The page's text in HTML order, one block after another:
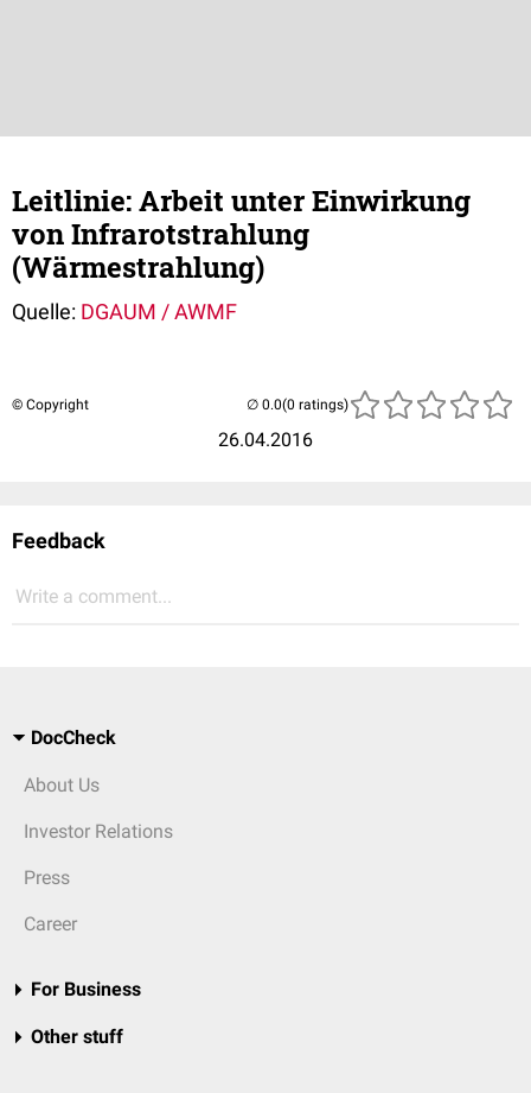
Leitlinie: Arbeit unter Einwirkung
von Infrarotstrahlung
(Wärmestrahlung)
Quelle: DGAUM / AWMF
© Copyright
26.04.2016
(0 ratings)
Feedback
Write a comment...
DocCheck
About Us
Investor Relations
Press
Career
For Business
Other stuff